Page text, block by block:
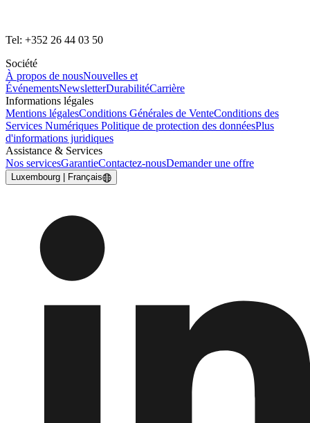
Tel: +352 26 44 03 50
Société
À propos de nousNouvelles et
ÉvénementsNewsletterDurabilitéCarrière
Informations légales
Mentions légalesConditions Générales de VenteConditions des
Services Numériques Politique de protection des donnéesPlus
d'informations juridiques
Assistance & Services
Nos servicesGarantieContactez-nousDemander une offre
Luxembourg | Français